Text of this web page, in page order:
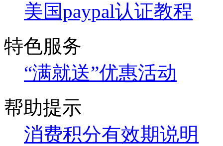
美国paypal认证教程
特色服务
“满就送”优惠活动
帮助提示
消费积分有效期说明